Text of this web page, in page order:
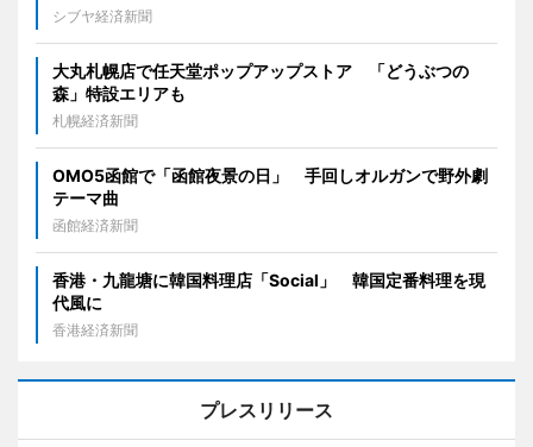
シブヤ経済新聞
大丸札幌店で任天堂ポップアップストア 「どうぶつの
森」特設エリアも
札幌経済新聞
OMO5函館で「函館夜景の日」 手回しオルガンで野外劇
テーマ曲
函館経済新聞
香港・九龍塘に韓国料理店「Social」 韓国定番料理を現
代風に
香港経済新聞
プレスリリース